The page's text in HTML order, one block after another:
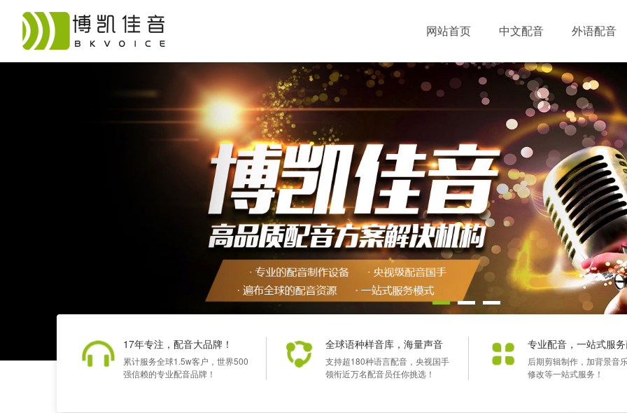
网站首页 中文配音 外语配音
17年专注，配音大品牌！
累计服务全球1.5w客户，世界500
强信赖的专业配音品牌！
全球语种样音库，海量声音
支持超180种语言配音，央视国手
领衔近万名配音员任你挑选！
专业配音，一站式服
后期剪辑制作，加背景音
修改等一站式服务！